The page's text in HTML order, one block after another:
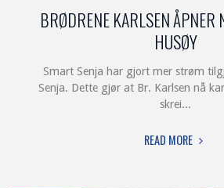
BRØDRENE KARLSEN ÅPNER
HUSØY
Smart Senja har gjort mer strøm
Senja. Dette gjør at Br. Karlsen nå
skrei...
READ MORE